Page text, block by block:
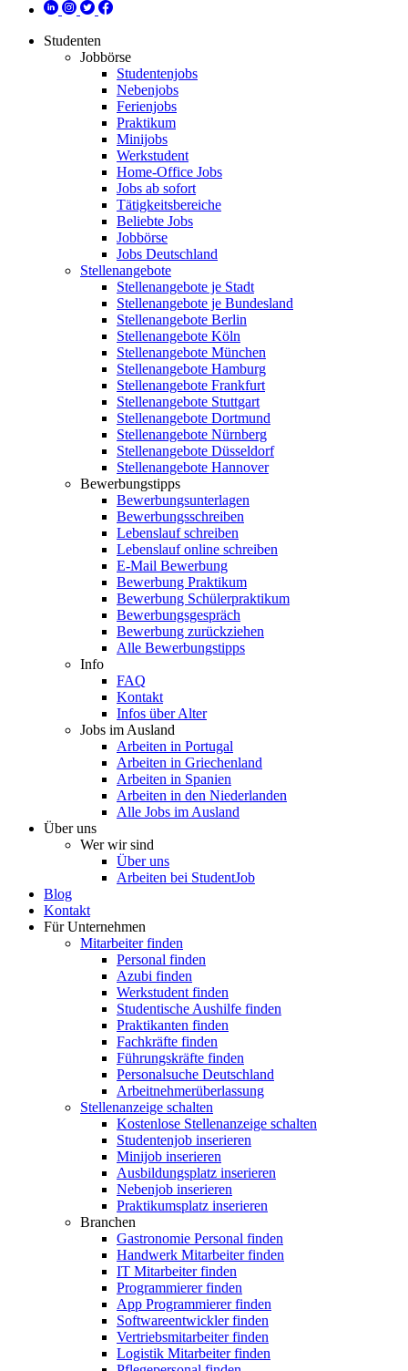
Studenten
Jobbörse
Studentenjobs
Nebenjobs
Ferienjobs
Praktikum
Minijobs
Werkstudent
Home-Office Jobs
Jobs ab sofort
Tätigkeitsbereiche
Beliebte Jobs
Jobbörse
Jobs Deutschland
Stellenangebote
Stellenangebote je Stadt
Stellenangebote je Bundesland
Stellenangebote Berlin
Stellenangebote Köln
Stellenangebote München
Stellenangebote Hamburg
Stellenangebote Frankfurt
Stellenangebote Stuttgart
Stellenangebote Dortmund
Stellenangebote Nürnberg
Stellenangebote Düsseldorf
Stellenangebote Hannover
Bewerbungstipps
Bewerbungsunterlagen
Bewerbungsschreiben
Lebenslauf schreiben
Lebenslauf online schreiben
E-Mail Bewerbung
Bewerbung Praktikum
Bewerbung Schülerpraktikum
Bewerbungsgespräch
Bewerbung zurückziehen
Alle Bewerbungstipps
Info
FAQ
Kontakt
Infos über Alter
Jobs im Ausland
Arbeiten in Portugal
Arbeiten in Griechenland
Arbeiten in Spanien
Arbeiten in den Niederlanden
Alle Jobs im Ausland
Über uns
Wer wir sind
Über uns
Arbeiten bei StudentJob
Blog
Kontakt
Für Unternehmen
Mitarbeiter finden
Personal finden
Azubi finden
Werkstudent finden
Studentische Aushilfe finden
Praktikanten finden
Fachkräfte finden
Führungskräfte finden
Personalsuche Deutschland
Arbeitnehmerüberlassung
Stellenanzeige schalten
Kostenlose Stellenanzeige schalten
Studentenjob inserieren
Minijob inserieren
Ausbildungsplatz inserieren
Nebenjob inserieren
Praktikumsplatz inserieren
Branchen
Gastronomie Personal finden
Handwerk Mitarbeiter finden
IT Mitarbeiter finden
Programmierer finden
App Programmierer finden
Softwareentwickler finden
Vertriebsmitarbeiter finden
Logistik Mitarbeiter finden